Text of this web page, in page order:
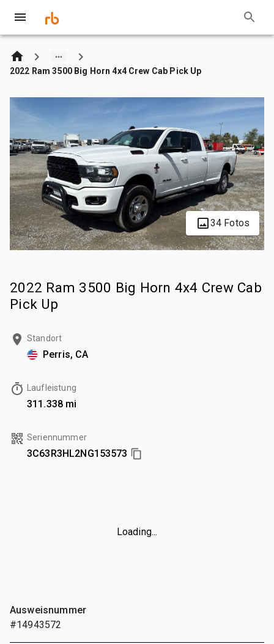
2022 Ram 3500 Big Horn 4x4 Crew Cab Pick Up
34 Fotos
2022 Ram 3500 Big Horn 4x4 Crew Cab
Pick Up
Standort
Perris, CA
Laufleistung
311.338 mi
Seriennummer
3C63R3HL2NG153573
Loading...
Ausweisnummer
#14943572